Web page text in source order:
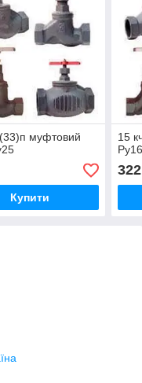
муфтовий
Купити
15
322